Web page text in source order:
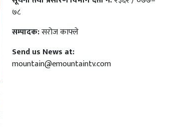
७८
सम्पादक:सरोज काफ्ले
Send us News at:
mountain@emountaintv.com